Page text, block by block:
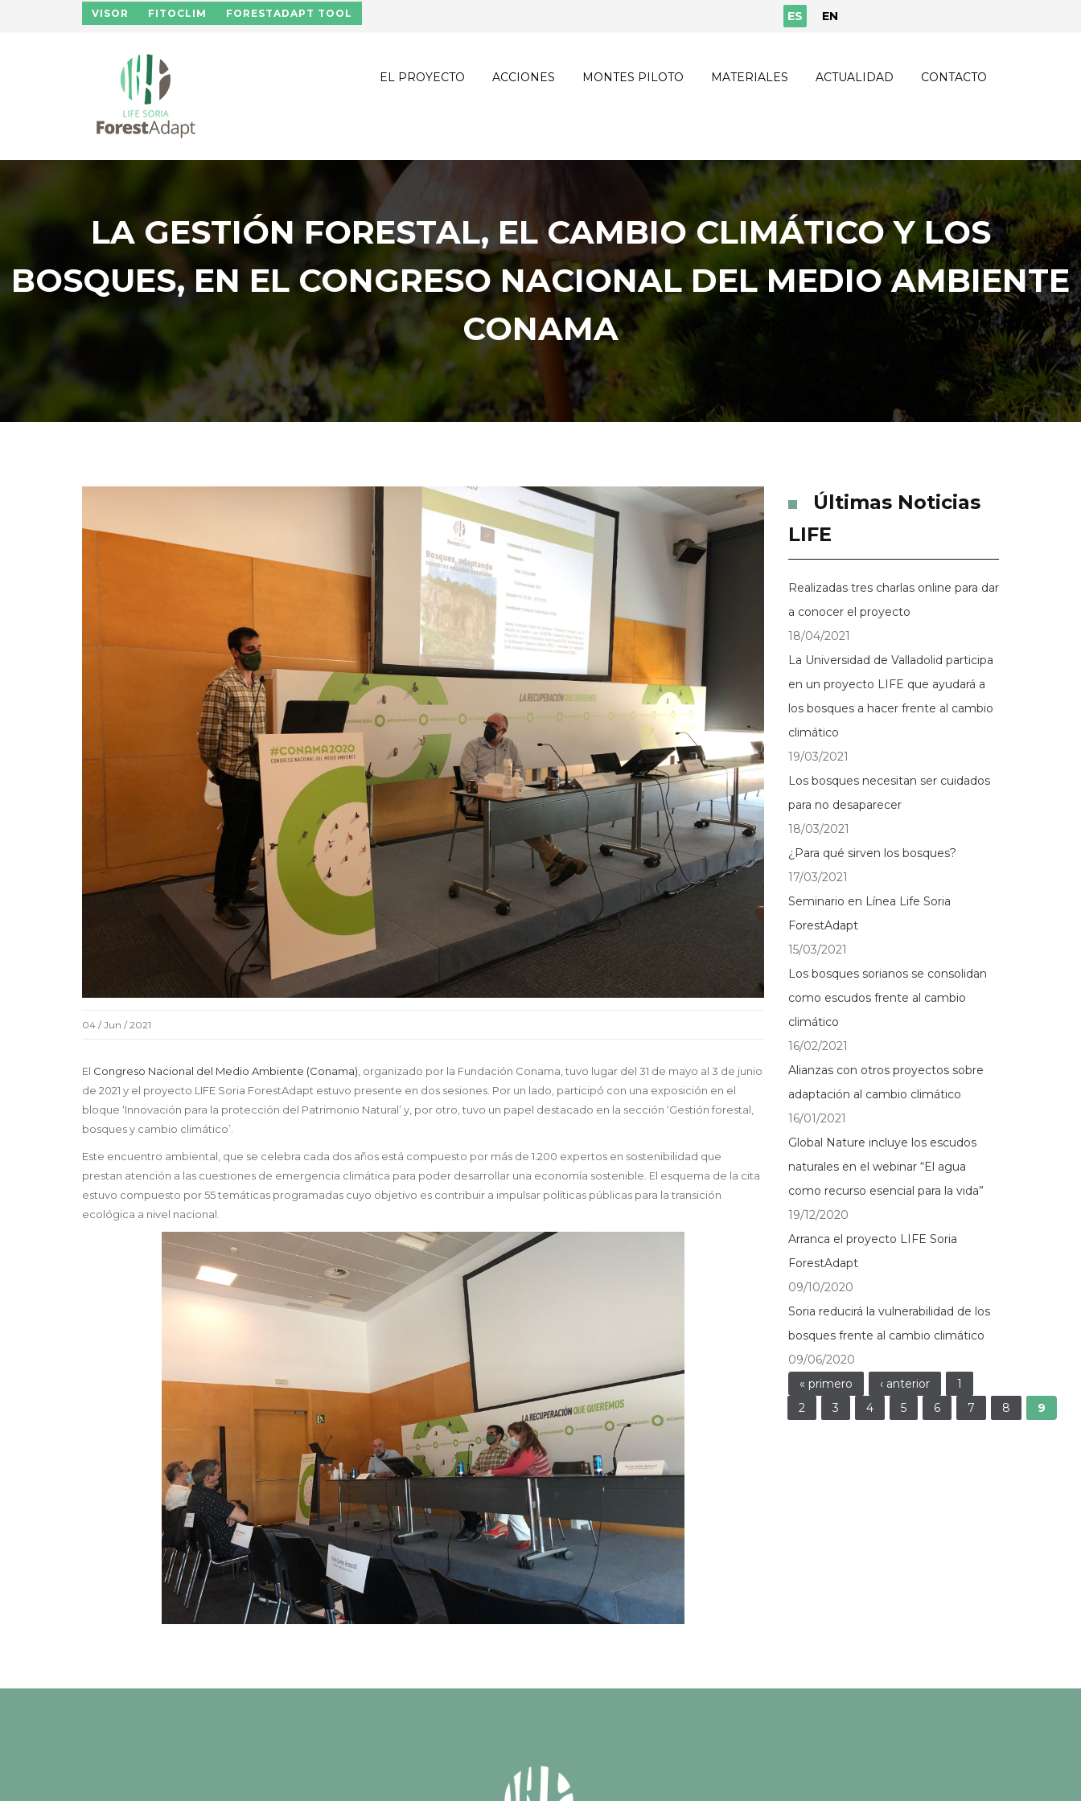
Pasar al contenido principal
VISOR FITOCLIM FORESTADAPT TOOL ES EN
EL PROYECTO ACCIONES MONTES PILOTO MATERIALES ACTUALIDAD CONTACTO
LA GESTIÓN FORESTAL, EL CAMBIO CLIMÁTICO Y LOS
BOSQUES, EN EL CONGRESO NACIONAL DEL MEDIO AMBIENTE
CONAMA
04 / Jun / 2021
El Congreso Nacional del Medio Ambiente (Conama) , organizado por la Fundación Conama, tuvo lugar del 31 de mayo al 3 de junio
de 2021 y el proyecto LIFE Soria ForestAdapt estuvo presente en dos sesiones. Por un lado, participó con una exposición en el
bloque ‘Innovación para la protección del Patrimonio Natural’ y, por otro, tuvo un papel destacado en la sección ‘Gestión forestal,
bosques y cambio climático’.
Este encuentro ambiental, que se celebra cada dos años está compuesto por más de 1.200 expertos en sostenibilidad que
prestan atención a las cuestiones de emergencia climática para poder desarrollar una economía sostenible. El esquema de la cita
estuvo compuesto por 55 temáticas programadas cuyo objetivo es contribuir a impulsar políticas públicas para la transición
ecológica a nivel nacional.
Últimas Noticias
LIFE
Realizadas tres charlas online para dar
a conocer el proyecto
18/04/2021
La Universidad de Valladolid participa
en un proyecto LIFE que ayudará a
los bosques a hacer frente al cambio
climático
19/03/2021
Los bosques necesitan ser cuidados
para no desaparecer
18/03/2021
¿Para qué sirven los bosques?
17/03/2021
Seminario en Línea Life Soria
ForestAdapt
15/03/2021
Los bosques sorianos se consolidan
como escudos frente al cambio
climático
16/02/2021
Alianzas con otros proyectos sobre
adaptación al cambio climático
16/01/2021
Global Nature incluye los escudos
naturales en el webinar “El agua
como recurso esencial para la vida”
19/12/2020
Arranca el proyecto LIFE Soria
ForestAdapt
09/10/2020
Soria reducirá la vulnerabilidad de los
bosques frente al cambio climático
09/06/2020
Páginas
« primero ‹ anterior
1
2
3 4 5 6 7 8 9